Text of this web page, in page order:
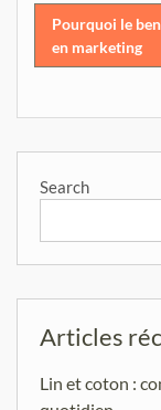
Pourquoi le
en marketing
Search
Articles
Lin et coton :